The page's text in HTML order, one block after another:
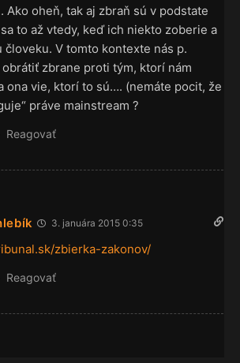
oheň, tak aj zbraň sú v podstate
to až vtedy, keď ich niekto zoberie a
V tomto kontexte nás p.
obrátiť zbrane proti tým, ktorí nám
ona vie, ktorí to sú…. (nemáte pocit, že
práve mainstream ?
Reagovať
3. januára 2015 0:35
zbierka-zakonov/
Reagovať